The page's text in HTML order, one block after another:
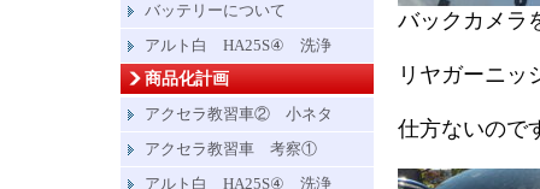
バックカメラ
リヤガーニッ
仕方ないので
バッテリーについて
アルト白 HA25S④ 洗浄
商品化計画
アクセラ教習車② 小ネタ
アクセラ教習車 考察①
アルト白 HA25S④ 洗浄